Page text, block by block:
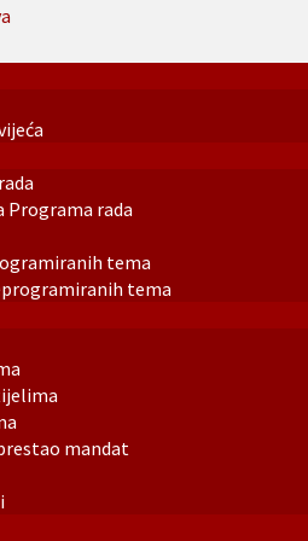
Programa rada
tema
tema
mandat